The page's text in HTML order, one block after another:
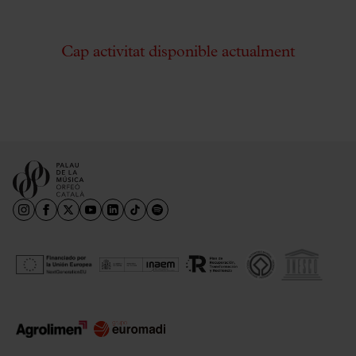
Cap activitat disponible actualment